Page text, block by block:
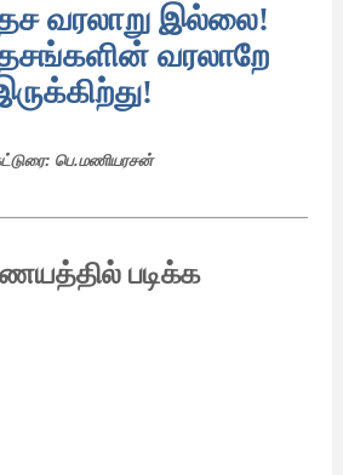
வரலாறு இல்லை!
வரலாறே
!
: பெ.மணியரசன்
படிக்க